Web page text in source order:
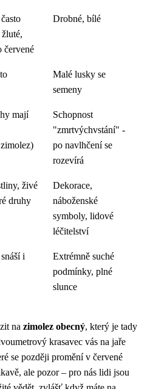
červené
Drobné, bílé
Malé lusky se
semeny
mají
Schopnost
"zmrtvýchvstání" -
po navlhčení se
rozevírá
živé
druhy
Dekorace,
náboženské
symboly, lidové
léčitelství
i
Extrémně suché
podmínky, plné
slunce
na zimolez obecný, který je tady
krasavec vás na jaře
se později promění v červené
ale pozor – pro nás lidi jsou